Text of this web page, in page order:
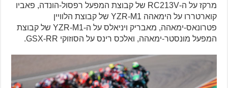
מרקז על ה-RC213V של קבוצת המפעל רפסול-הונדה, פאביו
קוארטררו על הימאהה YZR-M1 של קבוצת הלוויין
פטרונאס-ימאהה, מאבריק ויניאלס על ה-YZR-M1 של קבוצת
המפעל מונסטר-ימאהה, ואלכס רינס על הסוזוקי GSX-RR.